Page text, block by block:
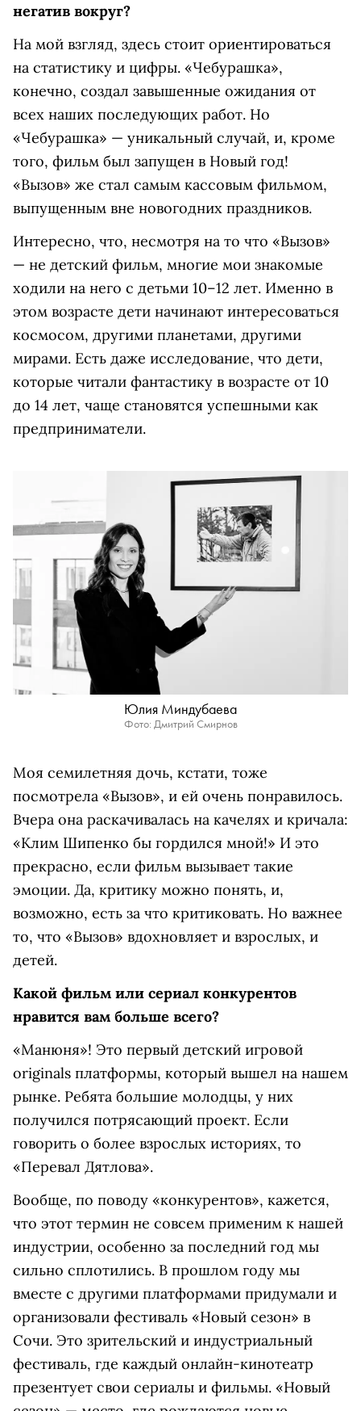
негатив вокруг?
На мой взгляд, здесь стоит ориентироваться
на статистику и цифры. «Чебурашка»,
конечно, создал завышенные ожидания от
всех наших последующих работ. Но
«Чебурашка» — уникальный случай, и, кроме
того, фильм был запущен в Новый год!
«Вызов» же стал самым кассовым фильмом,
выпущенным вне новогодних праздников.
Интересно, что, несмотря на то что «Вызов»
— не детский фильм, многие мои знакомые
ходили на него с детьми 10–12 лет. Именно в
этом возрасте дети начинают интересоваться
космосом, другими планетами, другими
мирами. Есть даже исследование, что дети,
которые читали фантастику в возрасте от 10
до 14 лет, чаще становятся успешными как
предприниматели.
Юлия Миндубаева
Фото: Дмитрий Смирнов
Моя семилетняя дочь, кстати, тоже
посмотрела «Вызов», и ей очень понравилось.
Вчера она раскачивалась на качелях и кричала:
«Клим Шипенко бы гордился мной!» И это
прекрасно, если фильм вызывает такие
эмоции. Да, критику можно понять, и,
возможно, есть за что критиковать. Но важнее
то, что «Вызов» вдохновляет и взрослых, и
детей.
Какой фильм или сериал конкурентов
нравится вам больше всего?
«Манюня»! Это первый детский игровой
originals платформы, который вышел на нашем
рынке. Ребята большие молодцы, у них
получился потрясающий проект. Если
говорить о более взрослых историях, то
«Перевал Дятлова».
Вообще, по поводу «конкурентов», кажется,
что этот термин не совсем применим к нашей
индустрии, особенно за последний год мы
сильно сплотились. В прошлом году мы
вместе с другими платформами придумали и
организовали фестиваль «Новый сезон» в
Сочи. Это зрительский и индустриальный
фестиваль, где каждый онлайн-кинотеатр
презентует свои сериалы и фильмы. «Новый